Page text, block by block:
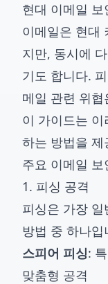
현대 이메일
이메일은 현대
지만, 동시에
기도 합니다.
메일 관련 위
이 가이드는
하는 방법을 제
주요 이메일 보
1. 피싱 공격
피싱은 가장
방법 중 하나입
스피어 피싱:
맞춤형 공격